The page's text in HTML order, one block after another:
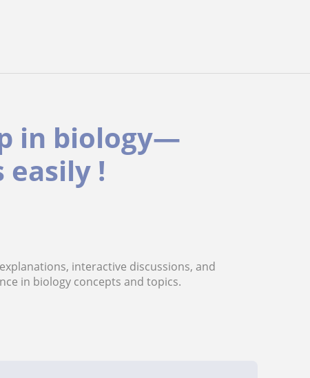
in biology—
!
interactive discussions, and
in biology concepts and topics.